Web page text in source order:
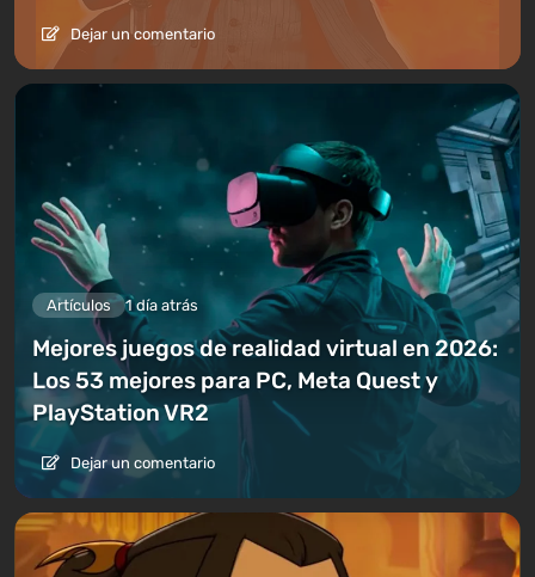
Dejar un comentario
Artículos 1 día atrás
Mejores juegos de realidad virtual en 2026:
Los 53 mejores para PC, Meta Quest y
PlayStation VR2
Dejar un comentario